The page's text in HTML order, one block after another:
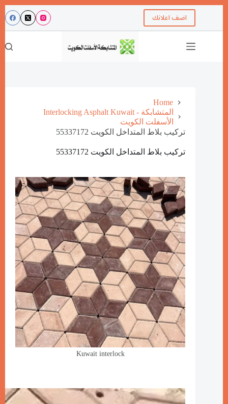
اضف اعلانك
Home
Interlocking Asphalt Kuwait - المتشابكة
الأسفلت الكويت
تركيب بلاط المتداخل الكويت 55337172
تركيب بلاط المتداخل الكويت 55337172
Kuwait interlock